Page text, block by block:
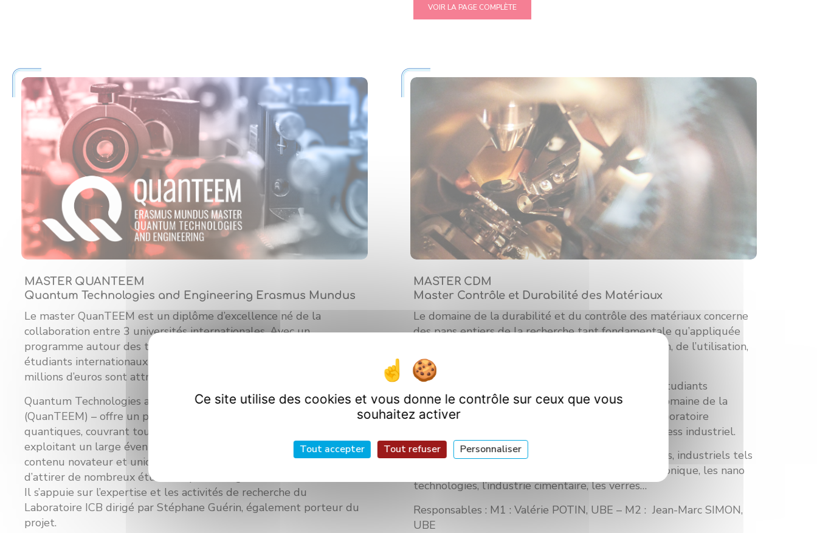
VOIR LA PAGE COMPLÈTE
MASTER QUANTEEM
Quantum Technologies and Engineering Erasmus Mundus
Le master QuanTEEM est un diplôme d’excellence né de la
collaboration entre 3 universités internationales. Avec un
programme autour des technologies quantiques, il attirera des
étudiants internationaux de haut niveau en Europe. Plus de 5
millions d’euros sont attribués de 2022 à 2026.
Quantum Technologies and Engineering Erasmus Mundus Master
(QuanTEEM) – offre un programme complet sur les technologies
quantiques, couvrant toutes ses applications actuelles et en
exploitant un large éventail de coopérations industrielles. Le
contenu novateur et unique en Europe de QuanTEEM permettra
d’attirer de nombreux étudiants pour intégrer un cursus de Master.
Il s’appuie sur l’expertise et les activités de recherche du
Laboratoire ICB dirigé par Stéphane Guérin, également porteur du
projet.
MASTER CDM
Master Contrôle et Durabilité des Matériaux
Le domaine de la durabilité et du contrôle des matériaux concerne
des pans entiers de la recherche tant fondamentale qu’appliquée
puisqu’il englobe toutes les étapes de l’élaboration, de l’utilisation,
de la dégradation et du recyclage des matériaux.
L’objectif de la formation est aussi de former des étudiants
capables de prendre des responsabilités dans le domaine de la
caractérisation et du contrôle des matériaux en laboratoire
d’analyse mais aussi en relation direct avec un process industriel.
À ce titre, la formation touche nombre de domaines, industriels tels
que la métallurgie, les céramiques, la micro électronique, les nano
technologies, l’industrie cimentaire, les verres…
Responsables : M1 : Valérie POTIN, UBE – M2 : Jean-Marc SIMON,
UBE
Ce site utilise des cookies et vous donne le contrôle sur ceux que vous
souhaitez activer
Tout accepter Tout refuser Personnaliser